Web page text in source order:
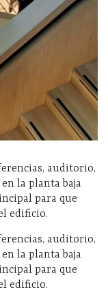
auditorio,
la planta baja
para que
edificio.
auditorio,
la planta baja
para que
edificio.